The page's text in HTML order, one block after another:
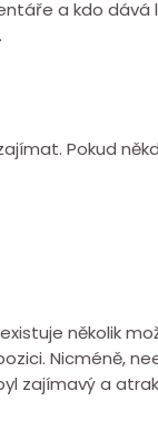
a kdo
Pokud
několik
Nicméně,
zajímavý a